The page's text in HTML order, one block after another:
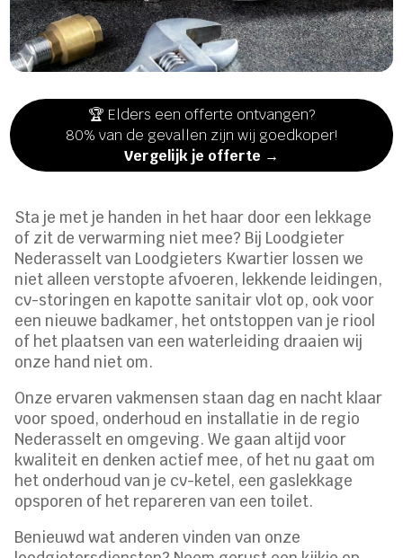
🏆 Elders een offerte ontvangen?
80% van de gevallen zijn wij goedkoper!
Vergelijk je offerte →
Sta je met je handen in het haar door een lekkage
of zit de verwarming niet mee? Bij Loodgieter
Nederasselt van Loodgieters Kwartier lossen we
niet alleen verstopte afvoeren, lekkende leidingen,
cv-storingen en kapotte sanitair vlot op, ook voor
een nieuwe badkamer, het ontstoppen van je riool
of het plaatsen van een waterleiding draaien wij
onze hand niet om.
Onze ervaren vakmensen staan dag en nacht klaar
voor spoed, onderhoud en installatie in de regio
Nederasselt en omgeving. We gaan altijd voor
kwaliteit en denken actief mee, of het nu gaat om
het onderhoud van je cv-ketel, een gaslekkage
opsporen of het repareren van een toilet.
Benieuwd wat anderen vinden van onze